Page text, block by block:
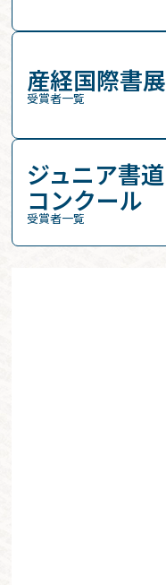
産経国際書展
受賞者一覧
ジュニア書道
コンクール
受賞者一覧